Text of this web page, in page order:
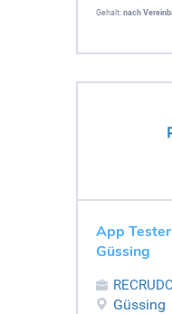
Gehalt: nach
App
Güssing
Güssing